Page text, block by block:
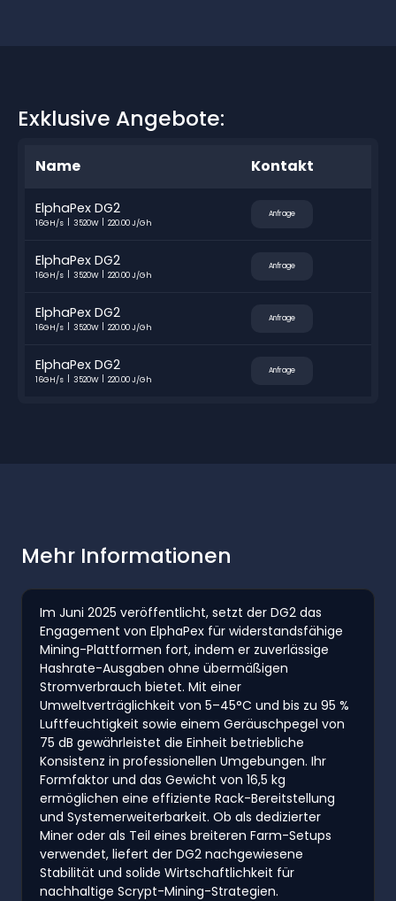
Exklusive Angebote:
Name Kontakt
ElphaPex DG2
16GH/s 3520W 220.00 J/Gh
Anfrage
ElphaPex DG2
16GH/s 3520W 220.00 J/Gh
Anfrage
ElphaPex DG2
16GH/s 3520W 220.00 J/Gh
Anfrage
ElphaPex DG2
16GH/s 3520W 220.00 J/Gh
Anfrage
Mehr Informationen
Im Juni 2025 veröffentlicht, setzt der DG2 das
Engagement von ElphaPex für widerstandsfähige
Mining-Plattformen fort, indem er zuverlässige
Hashrate-Ausgaben ohne übermäßigen
Stromverbrauch bietet. Mit einer
Umweltverträglichkeit von 5–45°C und bis zu 95 %
Luftfeuchtigkeit sowie einem Geräuschpegel von
75 dB gewährleistet die Einheit betriebliche
Konsistenz in professionellen Umgebungen. Ihr
Formfaktor und das Gewicht von 16,5 kg
ermöglichen eine effiziente Rack-Bereitstellung
und Systemerweiterbarkeit. Ob als dedizierter
Miner oder als Teil eines breiteren Farm-Setups
verwendet, liefert der DG2 nachgewiesene
Stabilität und solide Wirtschaftlichkeit für
nachhaltige Scrypt-Mining-Strategien.